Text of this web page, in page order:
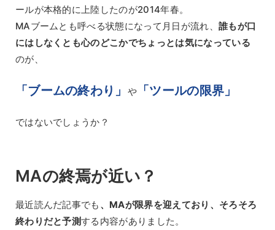
ールが本格的に上陸したのが2014年春。
MAブームとも呼べる状態になって月日が流れ、 誰もが口
にはしなくとも心のどこかでちょっとは気になっている
のが、
「ブームの終わり」 や 「ツールの限界」
ではないでしょうか？
MAの終焉が近い？
最近読んだ記事でも 、MAが限界を迎えており、そろそろ
終わりだと予測する内容がありました。